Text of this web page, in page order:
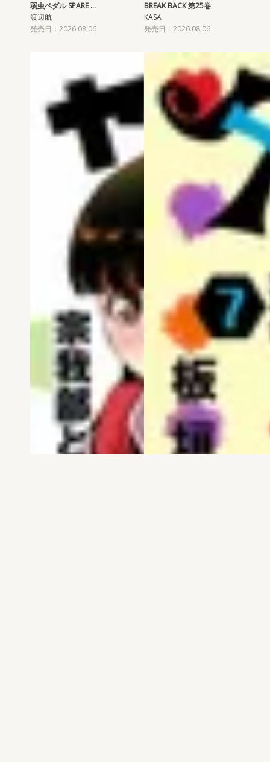
弱虫ペダル SPARE …
渡辺航
発売日：2026.08.06
BREAK BACK 第25巻
KASA
発売日：2026.08.06